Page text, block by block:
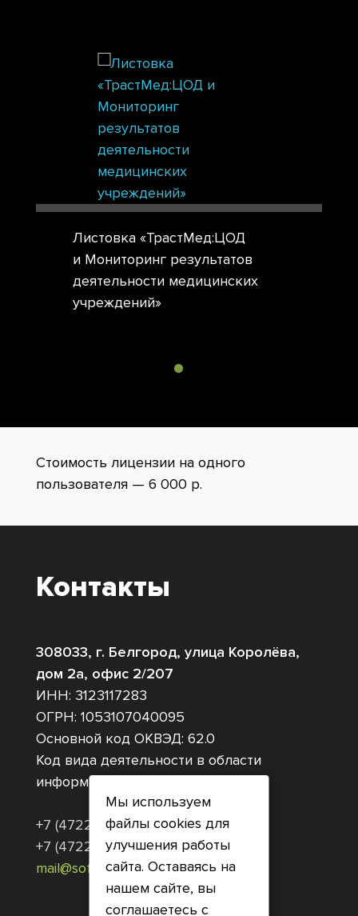
Листовка «ТрастМед:ЦОД
и Мониторинг результатов
деятельности медицинских
учреждений»
Стоимость лицензии на одного
пользователя — 6 000 р.
Контакты
308033, г. Белгород, улица Королёва,
дом 2а, офис 2/207
ИНН: 3123117283
ОГРН: 1053107040095
Основной код ОКВЭД: 62.0
Код вида деятельности в области
информационных технологий: 1.01
+7 (4722) 58–52–01
+7 (4722) 58–52–02
mail@softrust.ru
Мы используем
файлы cookies для
улучшения работы
сайта. Оставаясь на
нашем сайте, вы
соглашаетесь с